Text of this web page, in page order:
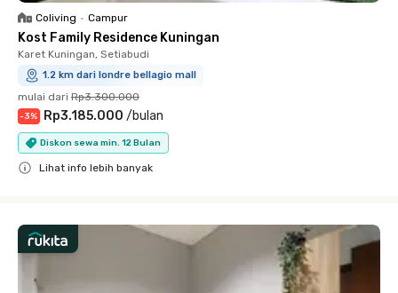
Coliving • Campur
Kost Family Residence Kuningan
Karet Kuningan, Setiabudi
1.2 km dari londre bellagio mall
mulai dari Rp3.300.000
-3% Rp3.185.000 /bulan
Diskon sewa min. 12 Bulan
Lihat info lebih banyak